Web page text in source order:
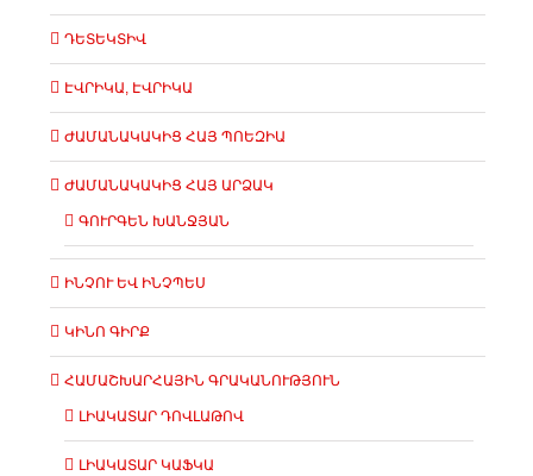
ԴԵՏԵԿՏԻՎ
ԷՎՐԻԿԱ, ԷՎՐԻԿԱ
ԺԱՄԱՆԱԿԱԿԻՑ ՀԱՅ ՊՈԵԶԻԱ
ԺԱՄԱՆԱԿԱԿԻՑ ՀԱՅ ԱՐՁԱԿ
ԳՈՒՐԳԵՆ ԽԱՆՋՅԱՆ
ԻՆՉՈՒ ԵՎ ԻՆՉՊԵՍ
ԿԻՆՈ ԳԻՐՔ
ՀԱՄԱՇԽԱՐՀԱՅԻՆ ԳՐԱԿԱՆՈՒԹՅՈՒՆ
ԼԻԱԿԱՏԱՐ ԴՈՎԼԱԹՈՎ
ԼԻԱԿԱՏԱՐ ԿԱՖԿԱ